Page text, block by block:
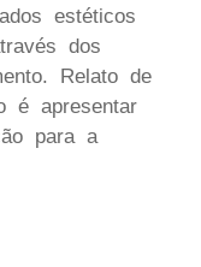
estéticos
dos
Relato de
é apresentar
para a